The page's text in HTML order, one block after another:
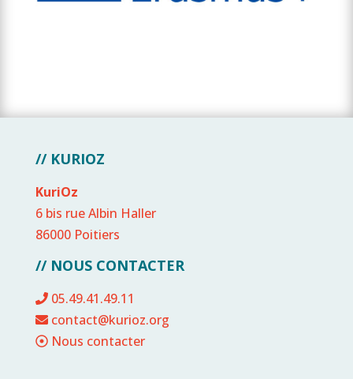
// KURIOZ
KuriOz
6 bis rue Albin Haller
86000 Poitiers
// NOUS CONTACTER
05.49.41.49.11
contact@kurioz.org
Nous contacter